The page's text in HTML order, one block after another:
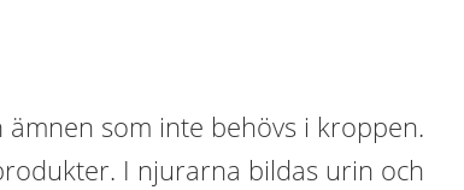
som inte behövs i kroppen.
I njurarna bildas urin och